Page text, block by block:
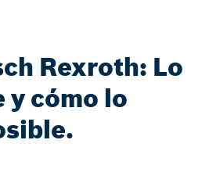
Rexroth: Lo
y cómo lo